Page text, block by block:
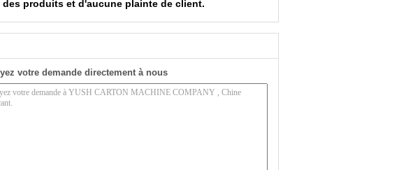
produits et d'aucune plainte de client.
votre demande directement à nous